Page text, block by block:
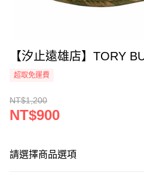
【汐止遠雄店】TORY
超取免運費
NT$1,200
NT$900
請選擇商品選項